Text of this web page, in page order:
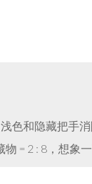
色和隐藏把手消
物 = 2 : 8，想象